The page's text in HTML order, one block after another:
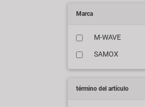
Marca
M-WAVE
SAMOX
término del artículo